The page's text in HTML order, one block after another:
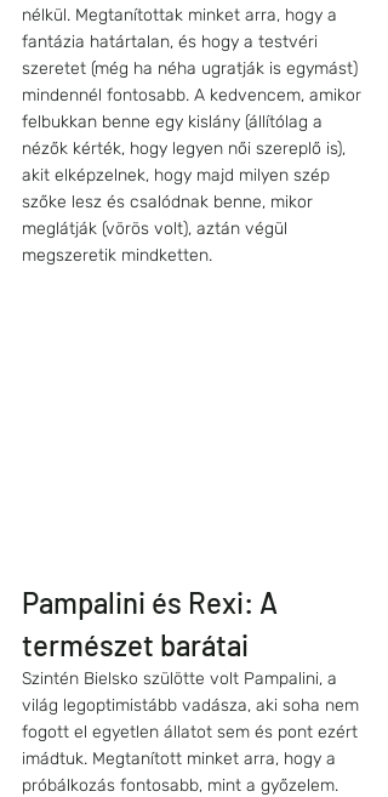
nélkül. Megtanítottak minket arra, hogy a
fantázia határtalan, és hogy a testvéri
szeretet (még ha néha ugratják is egymást)
mindennél fontosabb. A kedvencem, amikor
felbukkan benne egy kislány (állítólag a
nézők kérték, hogy legyen női szereplő is),
akit elképzelnek, hogy majd milyen szép
szőke lesz és csalódnak benne, mikor
meglátják (vörös volt), aztán végül
megszeretik mindketten.
Pampalini és Rexi: A
természet barátai
Szintén Bielsko szülötte volt Pampalini, a
világ legoptimistább vadásza, aki soha nem
fogott el egyetlen állatot sem és pont ezért
imádtuk. Megtanított minket arra, hogy a
próbálkozás fontosabb, mint a győzelem.